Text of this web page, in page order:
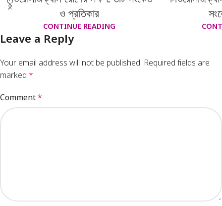
ও প্রতিকার
CONTINUE READING
Leave a Reply
Your email address will not be published. Required fields are
marked *
Comment*